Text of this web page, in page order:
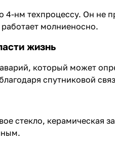
нм техпроцессу. Он не
молниеносно.
жизнь
который может
спутниковой
стекло, керамическая